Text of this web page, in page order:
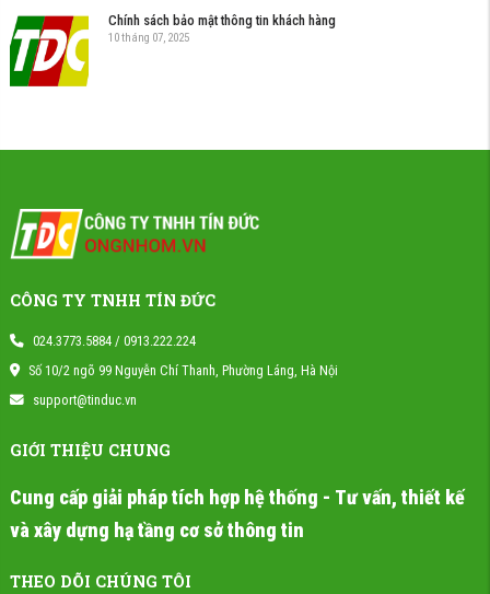
Chính sách bảo mật thông tin khách hàng
10 tháng 07, 2025
CÔNG TY TNHH TÍN ĐỨC
024.3773.5884 / 0913.222.224
Số 10/2 ngõ 99 Nguyễn Chí Thanh, Phường Láng, Hà Nội
support@tinduc.vn
GIỚI THIỆU CHUNG
Cung cấp giải pháp tích hợp hệ thống - Tư vấn, thiết kế
và xây dựng hạ tầng cơ sở thông tin
THEO DÕI CHÚNG TÔI